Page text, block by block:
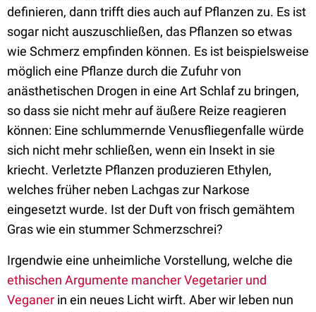
definieren, dann trifft dies auch auf Pflanzen zu. Es ist
sogar nicht auszuschließen, das Pflanzen so etwas
wie Schmerz empfinden können. Es ist beispielsweise
möglich eine Pflanze durch die Zufuhr von
anästhetischen Drogen in eine Art Schlaf zu bringen,
so dass sie nicht mehr auf äußere Reize reagieren
können: Eine schlummernde Venusfliegenfalle würde
sich nicht mehr schließen, wenn ein Insekt in sie
kriecht. Verletzte Pflanzen produzieren Ethylen,
welches früher neben Lachgas zur Narkose
eingesetzt wurde. Ist der Duft von frisch gemähtem
Gras wie ein stummer Schmerzschrei?
Irgendwie eine unheimliche Vorstellung, welche die
ethischen Argumente mancher Vegetarier und
Veganer in ein neues Licht wirft. Aber wir leben nun